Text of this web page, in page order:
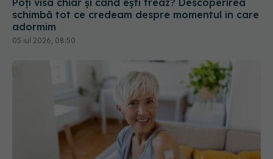
Poți visa chiar și când ești treaz? Descoperirea
schimbă tot ce credeam despre momentul în care
adormim
05 iul 2026, 08:50